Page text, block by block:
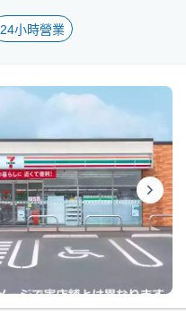
24小時營業